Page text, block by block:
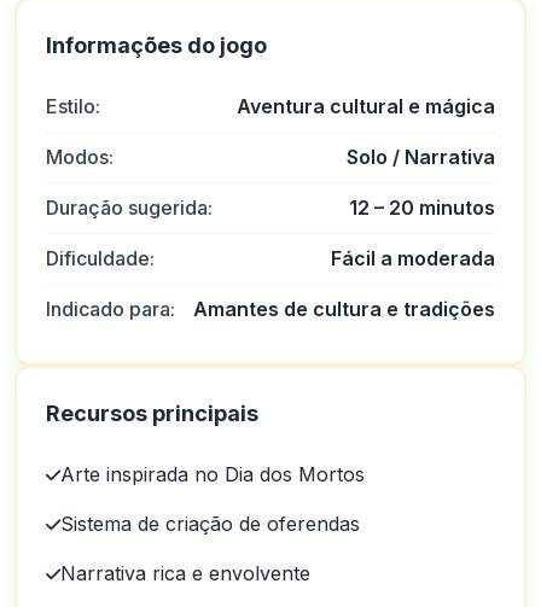
Informações do jogo
Estilo: Aventura cultural e mágica
Modos: Solo / Narrativa
Duração sugerida: 12 – 20 minutos
Dificuldade: Fácil a moderada
Indicado para: Amantes de cultura e tradições
Recursos principais
Arte inspirada no Dia dos Mortos
Sistema de criação de oferendas
Narrativa rica e envolvente